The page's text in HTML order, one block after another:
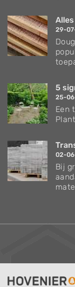
29-
5
25-
Een
02-
Bij